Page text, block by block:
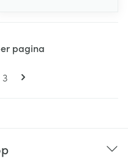
momenteel pagina
Pagina
3
pagina